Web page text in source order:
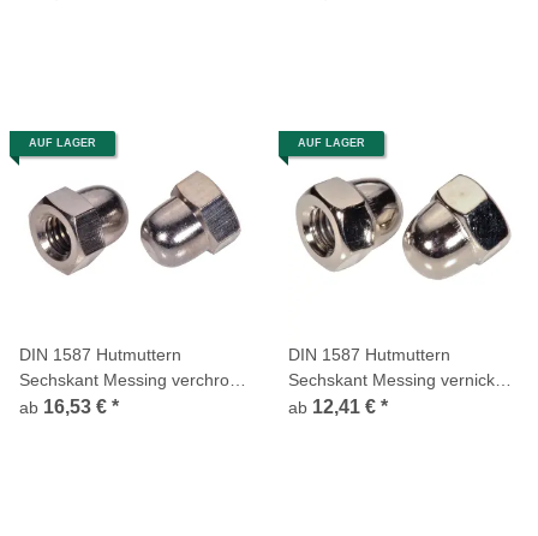
AUF LAGER
DIN 1587 Hutmuttern
Sechskant Messing verchromt
hohe Form
ab 16,53 € *
AUF LAGER
DIN 1587 Hutmuttern
Sechskant Messing vernickelt
hohe Form
ab 12,41 € *